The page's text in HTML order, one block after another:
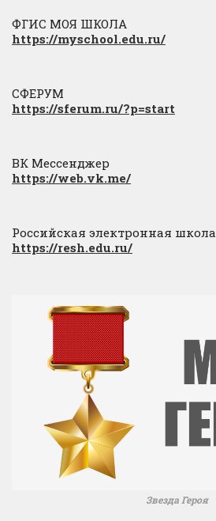
ФГИС МОЯ ШКОЛА
https://myschool.edu.ru/
СФЕРУМ
https://sferum.ru/?p=start
ВК Мессенджер
https://web.vk.me/
Российская электронная школа
https://resh.edu.ru/
Звезда Героя